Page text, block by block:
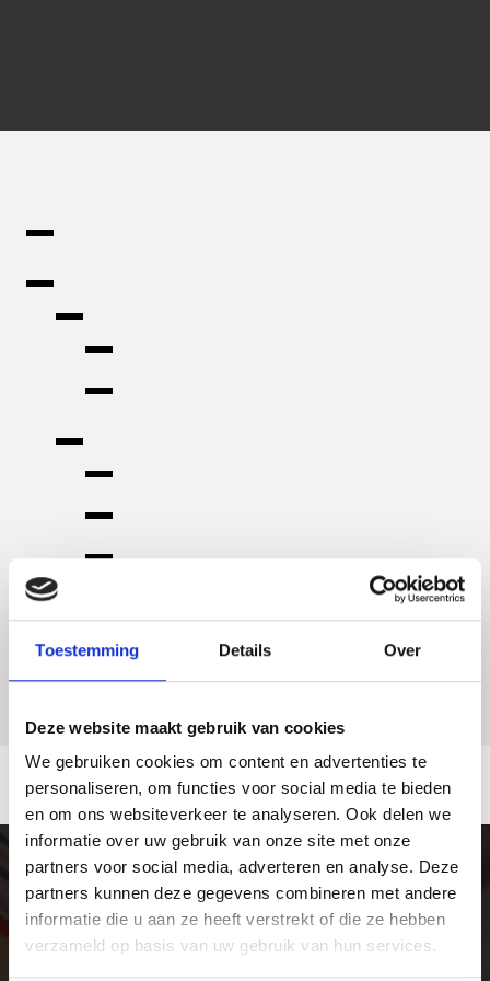
Toestemming Details Over
Deze website maakt gebruik van cookies
We gebruiken cookies om content en advertenties te
personaliseren, om functies voor social media te bieden
en om ons websiteverkeer te analyseren. Ook delen we
informatie over uw gebruik van onze site met onze
partners voor social media, adverteren en analyse. Deze
partners kunnen deze gegevens combineren met andere
informatie die u aan ze heeft verstrekt of die ze hebben
verzameld op basis van uw gebruik van hun services.